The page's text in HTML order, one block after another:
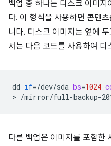
백업 중 하나는 디스크 이미지
다. 이 형식을 사용하면 콘텐
니다. 디스크 이미지는 옆에
서는 다음 코드를 사용하여 디
dd if=/dev/sda bs=1024
>
다른 백업은 이미지를 포함한